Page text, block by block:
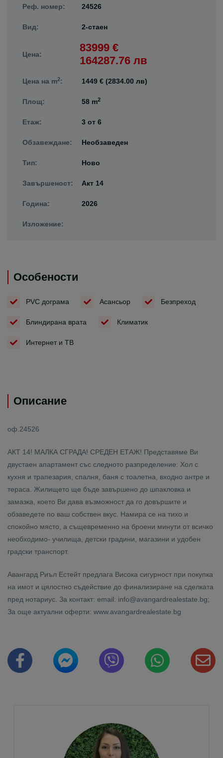
Реф. номер: 24526
Вид: 2-стаен
Цена:
83999 €
164287.76 лв
Цена на m2: 1449 € (2834.00 лв)
Площ: 58 m2
Етаж: 3 от 6
Обзавеждане: Необзаведен
Тип: Ново
Завършеност: Акт 14
Година: 2026
Изложение:
Особености
PVC дограма Асансьор Безпреход
Блиндирана врата Климатик
Интернет и ТВ
Описание
оф.24526
АКТ 14! МАЛКА СГРАДА! СРЕДЕН ЕТАЖ! Представяме Ви
двустаен апартамент със следното разпределение: Хол с
кухня и трапезария, спалня, баня с тоалетна, входно антре и
тераса. Жилището ще бъде завършено до шпакловка и
замазка, което Ви дава възможност да го довършите и
обзаведете по ваш собствен вкус. Намира се на тихо и
спокойно място, а същевременно на броени минути от всичко
необходимо- училища, детски градини, магазини и удобен
градски транспорт.
Авангард Риъл Естейт предлага Висока сигурност при покупка
на имот и цялостно съдействие до финализиране на сделката
пред нотариус. За контакт: email: info@avangardrealestate.bg;
За още актуални оферти: www.avangardrealestate.bg